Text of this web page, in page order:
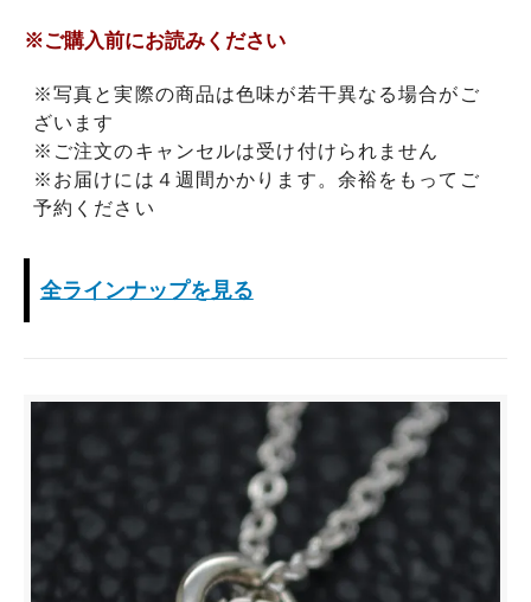
※ご購入前にお読みください
※写真と実際の商品は色味が若干異なる場合がご
ざいます
※ご注文のキャンセルは受け付けられません
※お届けには４週間かかります。余裕をもってご
予約ください
全ラインナップを見る